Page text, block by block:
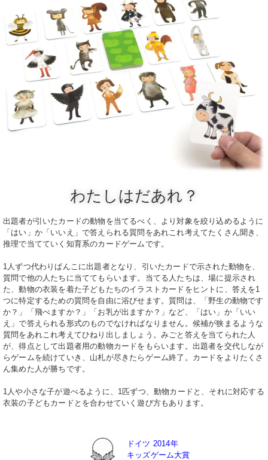
わたしはだあれ？
出題者が引いたカードの動物を当てるべく、より対象を絞り込めるように
「はい」か「いいえ」で答えられる質問をあれこれ考えてたくさん聞き、
推理で当てていく知育系のカードゲームです。
1人ずつ代わりばんこに出題者となり、引いたカードで示された動物を、
質問で他の人たちに当ててもらいます。 当てる人たちは、場に提示され
た、動物の衣装を着た子どもたちのイラストカードをヒントに、答えを1
つに特定するための質問を自由に浴びせます。質問は、「野生の動物です
か？」「飛べますか？」「お乳が出ますか？」など、「はい」か「いい
え」で答えられる形式のものでなければなりません。 候補が狭まるような
質問をあれこれ考えてひねり出しましょう。 みごと答えを当てられた人
が、得点として出題者用の動物カードをもらいます。 出題者を交代しなが
らゲームを続けていき、山札が尽きたらゲーム終了。 カードをよりたくさ
ん集めた人が勝ちです。
1人や小さな子が遊べるように、1匹ずつ、動物カードと、それに対応する
衣装の子どもカードとを合わせていく遊び方もあります。
ドイツ 2014年
キッズゲーム大賞